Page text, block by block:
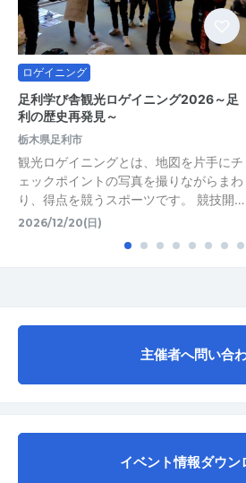
ロゲイニング
足利学び舎観光ロゲイニング2026～足
利の歴史再発見～
栃木県足利市
観光ロゲイニングとは、地図を片手にチ
ェックポイントの写真を撮りながらまわ
り、得点を競うスポーツです。 競技開…
2026/12/20(日)
主催者へ問い合
イベント情報ダウン